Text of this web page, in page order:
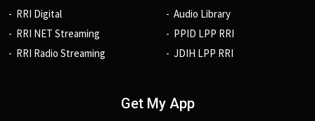
RRI Digital
RRI NET Streaming
RRI Radio Streaming
Audio Library
PPID LPP RRI
JDIH LPP RRI
Get My App